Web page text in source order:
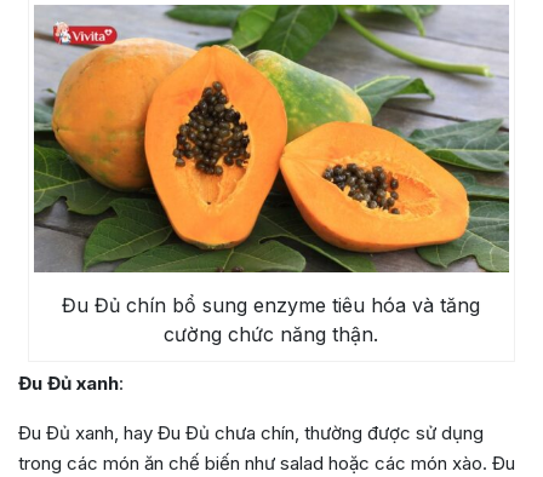
Đu Đủ chín bổ sung enzyme tiêu hóa và tăng
cường chức năng thận.
Đu Đủ xanh:
Đu Đủ xanh, hay Đu Đủ chưa chín, thường được sử dụng
trong các món ăn chế biến như salad hoặc các món xào. Đu